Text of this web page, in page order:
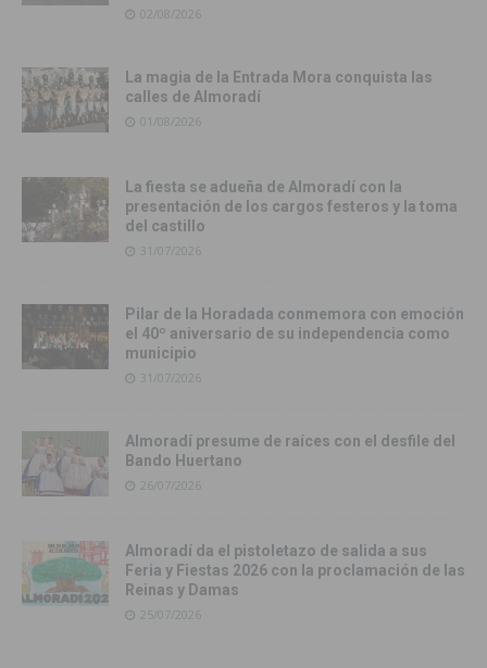
02/08/2026
La magia de la Entrada Mora conquista las
calles de Almoradí
01/08/2026
La fiesta se adueña de Almoradí con la
presentación de los cargos festeros y la toma
del castillo
31/07/2026
Pilar de la Horadada conmemora con emoción
el 40º aniversario de su independencia como
municipio
31/07/2026
Almoradí presume de raíces con el desfile del
Bando Huertano
26/07/2026
Almoradí da el pistoletazo de salida a sus
Feria y Fiestas 2026 con la proclamación de las
Reinas y Damas
25/07/2026